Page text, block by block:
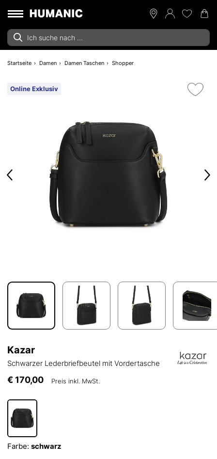
Startseite Damen Damen Taschen Shopper
Online Exklusiv
Kazar
Schwarzer Lederbriefbeutel mit Vordertasche
€ 170,00 Preis inkl. MwSt.
Farbe: schwarz